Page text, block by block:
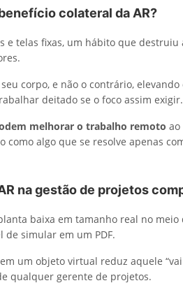
colateral da AR?
e telas fixas, um hábito que destruiu
corpo, e não o contrário,
deitado se o foco assim exigir.
melhorar o trabalho remoto
algo que se resolve apenas
na gestão de projetos
baixa em tamanho real no meio
de simular em um PDF.
um objeto virtual reduz aquele “vai
qualquer gerente de projetos.